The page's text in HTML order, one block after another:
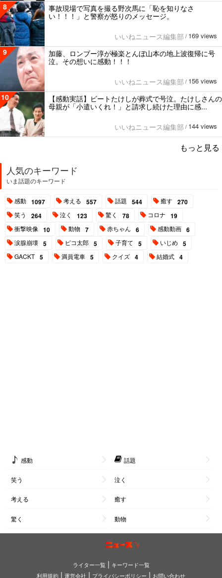
8
事故現場で写真を撮る野次馬に「恥を知りなさ
い！！！」と警察が怒りのメッセージ。
いいねニュース編集部 / 169 views
9
加藤、ロンブー淳が極楽とんぼ山本の地上波復帰に号
泣。その想いに感動！！！
いいねニュース編集部 / 156 views
10
【感動実話】ビートたけしが葬式で号泣。たけしさんの
母親が「小遣いくれ！」と請求し続けた理由に感...
いいねニュース編集部 / 144 views
もっと見る
人気のキーワード
いま話題のキーワード
感動 1097 考える 557 話題 544 癒す 270
笑う 264 泣く 123 驚く 78 コロナ 19
衝撃映像 10 動物 7 赤ちゃん 6 感動動画 6
涙腺崩壊 5 ピコ太郎 5 子育て 5 いじめ 5
GACKT 5 満員電車 5 クイズ 4 結婚式 4
感動 話題
笑う 泣く
考える 癒す
驚く 動物
ライター一覧| キーワード一覧
利用規約 | 運営会社 | プライバシーポリシー | お問い合わせ